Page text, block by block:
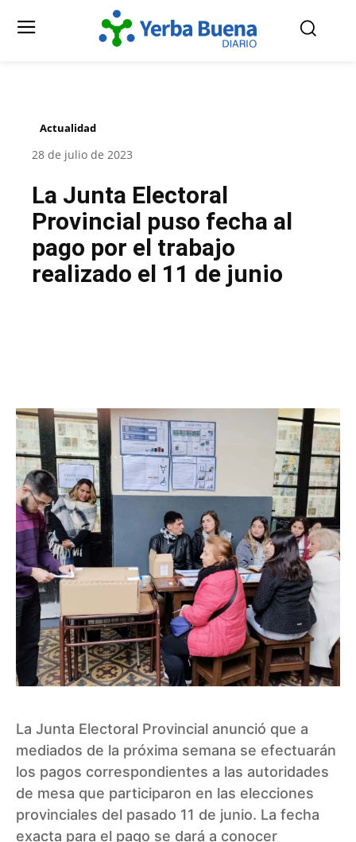
Actualidad
28 de julio de 2023
La Junta Electoral
Provincial puso fecha al
pago por el trabajo
realizado el 11 de junio
La Junta Electoral Provincial anunció que a
mediados de la próxima semana se efectuarán
los pagos correspondientes a las autoridades
de mesa que participaron en las elecciones
provinciales del pasado 11 de junio. La fecha
exacta para el pago se dará a conocer